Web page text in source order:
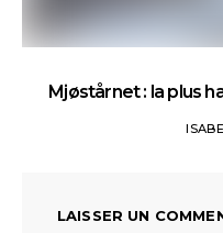
Mjøstårnet : la plus
LAISSER UN